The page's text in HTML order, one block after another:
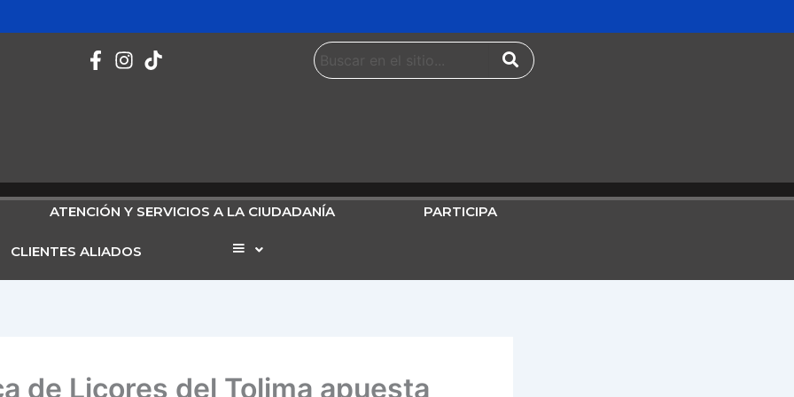
ATENCIÓN Y SERVICIOS A LA CIUDADANÍA PARTICIPA
CLIENTES ALIADOS Elemento
menú
de Licores del Tolima apuesta